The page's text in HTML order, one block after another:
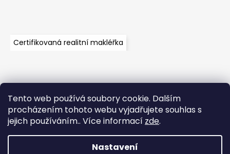
Tento web používá soubory cookie. Dalším
procházením tohoto webu vyjadřujete souhlas s
jejich používáním.. Více informací zde.
Nastavení
Certifikovaná realitní makléřka
Velkoobchod Časté dotazy Obchodní podmínky
Kontakt Vzorník mechů
Mechové stěny a zakázková výroba